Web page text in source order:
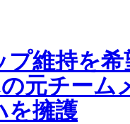
プ維持を希
元チーム
を擁護